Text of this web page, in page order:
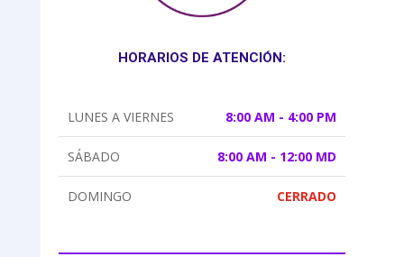
HORARIOS DE ATENCIÓN:
LUNES A VIERNES 8:00 AM - 4:00 PM
SÁBADO 8:00 AM - 12:00 MD
DOMINGO CERRADO